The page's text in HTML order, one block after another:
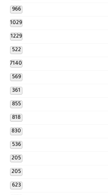
966
1029
1229
522
7140
569
361
855
818
830
536
205
205
623